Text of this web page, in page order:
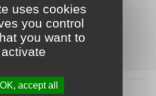
uses cookies
you control
you want to
activate
OK, accept all